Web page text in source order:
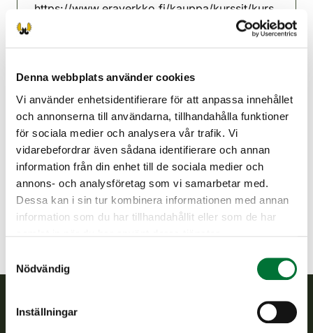
Denna webbplats använder cookies
Vi använder enhetsidentifierare för att anpassa innehållet
och annonserna till användarna, tillhandahålla funktioner
för sociala medier och analysera vår trafik. Vi
vidarebefordrar även sådana identifierare och annan
information från din enhet till de sociala medier och
annons- och analysföretag som vi samarbetar med.
Dessa kan i sin tur kombinera informationen med annan
information som du har tillhandahållit eller som de har
Nödvändig
Inställningar
https://www.eraverkko.fi/kauppa/kurssit/kurs
si-ilmoittautuminen-metsastajakurssi-10-11-
2026-17-00-metsastajatutkintokoulutus-10-
Kurssilaisella on varattu paikka tutkintoon
16.11.2026.
Helsingfors jaktvårdsförening
Nyland
050 5503357
helsinki@rhy.riista.fi
Finlands viltcentral